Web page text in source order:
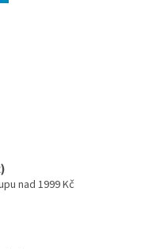
nad 1999 Kč